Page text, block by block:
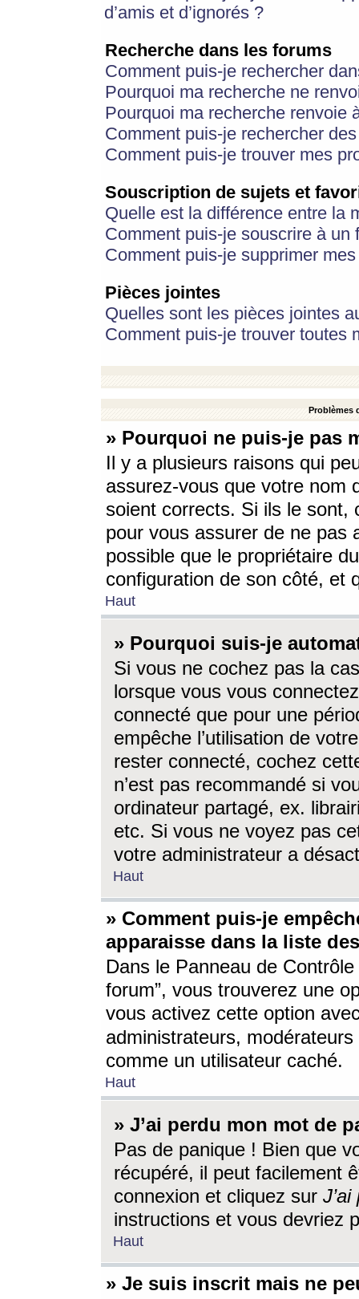
d’amis et d’ignorés ?
Recherche dans les forums
Comment puis-je rechercher
Pourquoi ma recherche ne
Pourquoi ma recherche renvoie
Comment puis-je rechercher
Comment puis-je trouver mes
Souscription de sujets et
Quelle est la différence entre la
Comment puis-je souscrire à
Comment puis-je supprimer
Pièces jointes
Quelles sont les pièces jointes
Comment puis-je trouver toutes
Problèmes
» Pourquoi ne puis-je pas
Il y a plusieurs raisons qui
assurez-vous que votre nom
soient corrects. Si ils le sont,
pour vous assurer de ne pas
possible que le propriétaire
configuration de son côté, et
Haut
» Pourquoi suis-je
Si vous ne cochez pas la
lorsque vous vous
connecté que pour une
empêche l’utilisation de
rester connecté, cochez
n’est pas recommandé si
ordinateur partagé, ex.
etc. Si vous ne voyez pas
votre administrateur a
Haut
» Comment puis-je
apparaisse dans la liste
Dans le Panneau de
forum”, vous trouverez une
vous activez cette option
administrateurs,
comme un utilisateur caché.
Haut
» J’ai perdu mon mot de
Pas de panique ! Bien que
récupéré, il peut facilement
connexion et cliquez sur
instructions et vous devriez
Haut
» Je suis inscrit mais ne